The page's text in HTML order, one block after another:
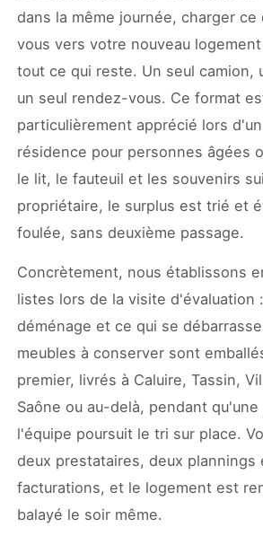
dans la même journée, charger ce
vous vers votre nouveau
tout ce qui reste. Un seul camion,
un seul rendez-vous. Ce format
particulièrement apprécié lors
résidence pour personnes âgées
le lit, le fauteuil et les souvenirs
propriétaire, le surplus est trié et
foulée, sans deuxième passage.
Concrètement, nous établissons
listes lors de la visite d'évaluation
déménage et ce qui se
meubles à conserver sont
premier, livrés à Caluire, Tassin,
Saône ou au-delà, pendant
l'équipe poursuit le tri sur place.
deux prestataires, deux plannings
facturations, et le logement est
balayé le soir même.